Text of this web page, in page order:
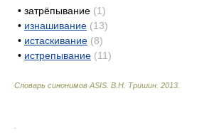
• затрёпывание (1)
• изнашивание (13)
• истаскивание (8)
• истрепывание (11)
Словарь синонимов ASIS. В.Н. Тришин 2013